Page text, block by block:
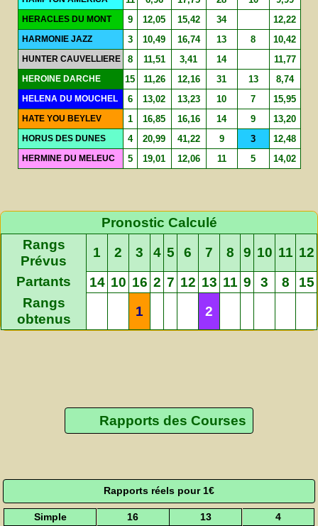
HERACLES DU MONT 9 12,05 15,42 34 12,22
HARMONIE JAZZ 3 10,49 16,74 13 8 10,42
HUNTER CAUVELLIERE 8 11,51 3,41 14 11,77
HEROINE DARCHE 15 11,26 12,16 31 13 8,74
HELENA DU MOUCHEL 6 13,02 13,23 10 7 15,95
HATE YOU BEYLEV 1 16,85 16,16 14 9 13,20
HORUS DES DUNES 4 20,99 41,22 9 3 12,48
HERMINE DU MELEUC 5 19,01 12,06 11 5 14,02
Pronostic Calculé
Rangs
Prévus
1 2 3 4 5 6 7 8 9 10 11 12
Partants
14 10 16 2 7 12 13 11 9 3 8
15
Rangs
obtenus
1 2
Rapports des Courses
Rapports réels pour 1€
Simple 16 13 4